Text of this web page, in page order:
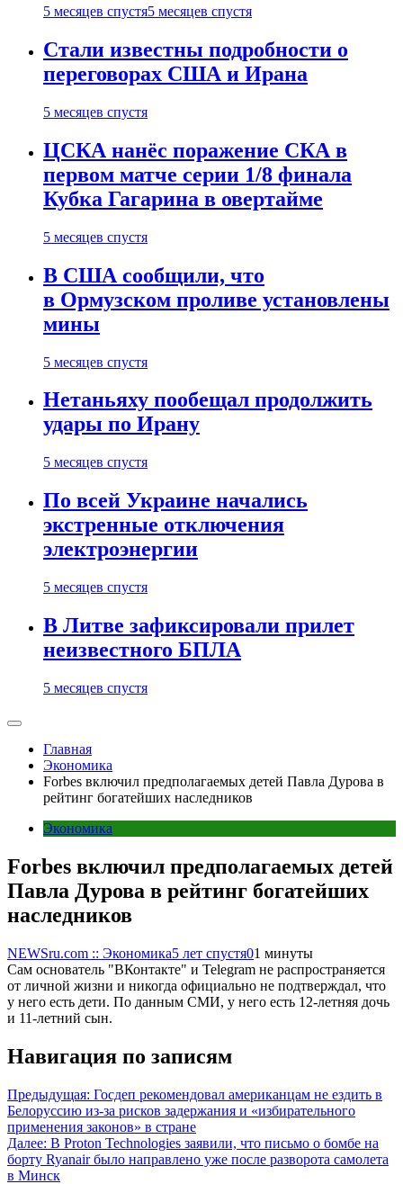
5 месяцев спустя5 месяцев спустя
Стали известны подробности о
переговорах США и Ирана
5 месяцев спустя
ЦСКА нанёс поражение СКА в
первом матче серии 1/8 финала
Кубка Гагарина в овертайме
5 месяцев спустя
В США сообщили, что
в Ормузском проливе установлены
мины
5 месяцев спустя
Нетаньяху пообещал продолжить
удары по Ирану
5 месяцев спустя
По всей Украине начались
экстренные отключения
электроэнергии
5 месяцев спустя
В Литве зафиксировали прилет
неизвестного БПЛА
5 месяцев спустя
Главная
Экономика
Forbes включил предполагаемых детей Павла Дурова в
рейтинг богатейших наследников
Экономика
Forbes включил предполагаемых детей
Павла Дурова в рейтинг богатейших
наследников
NEWSru.com :: Экономика5 лет спустя01 минуты
Сам основатель "ВКонтакте" и Telegram не распространяется
от личной жизни и никогда официально не подтверждал, что
у него есть дети. По данным СМИ, у него есть 12-летняя дочь
и 11-летний сын.
Навигация по записям
Предыдущая: Госдеп рекомендовал американцам не ездить в
Белоруссию из-за рисков задержания и «избирательного
применения законов» в стране
Далее: В Proton Technologies заявили, что письмо о бомбе на
борту Ryanair было направлено уже после разворота самолета
в Минск